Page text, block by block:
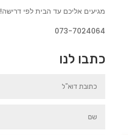
מגיעים אליכם עד הבית לפי דרישה!
073-7024064
כתבו לנו